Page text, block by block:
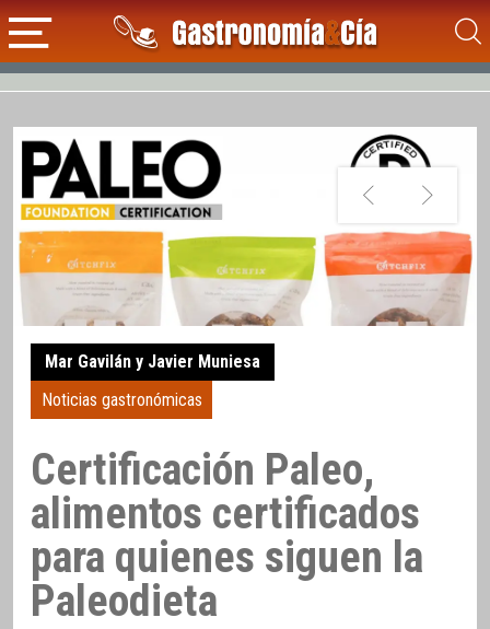
Mar Gavilán y Javier Muniesa
Noticias gastronómicas
Certificación Paleo,
alimentos certificados
para quienes siguen la
Paleodieta